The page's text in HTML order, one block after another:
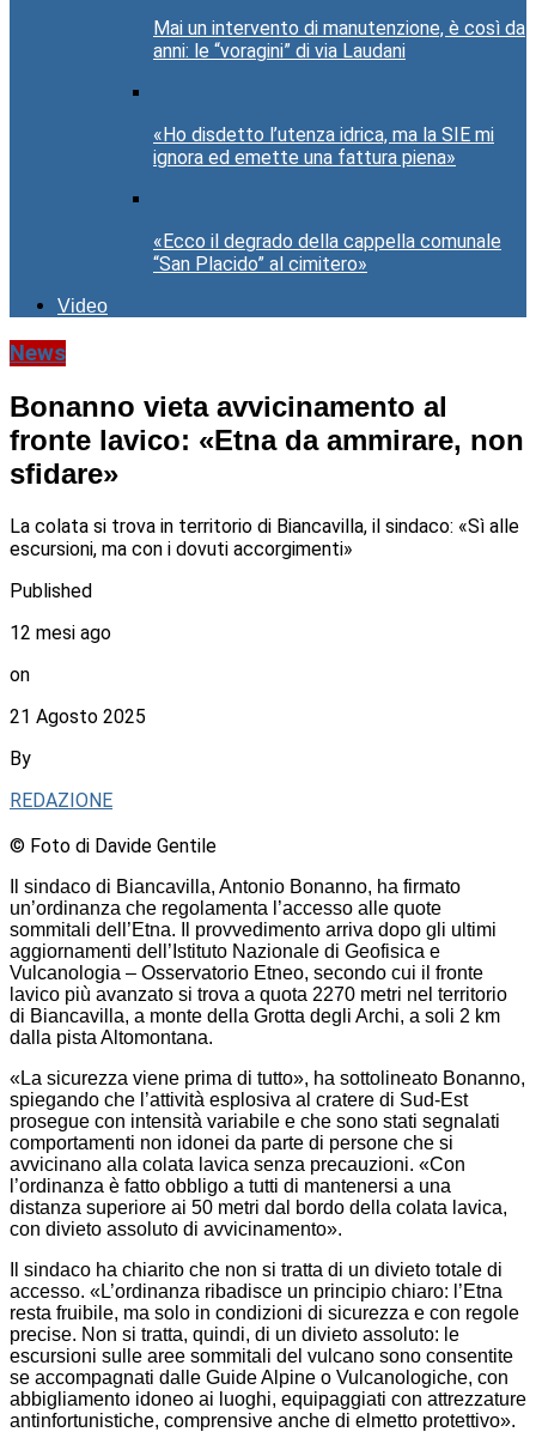
Mai un intervento di manutenzione, è così da
anni: le “voragini” di via Laudani
«Ho disdetto l’utenza idrica, ma la SIE mi
ignora ed emette una fattura piena»
«Ecco il degrado della cappella comunale
“San Placido” al cimitero»
Video
News
Bonanno vieta avvicinamento al
fronte lavico: «Etna da ammirare, non
sfidare»
La colata si trova in territorio di Biancavilla, il sindaco: «Sì alle
escursioni, ma con i dovuti accorgimenti»
Published
12 mesi ago
on
21 Agosto 2025
By
REDAZIONE
© Foto di Davide Gentile
Il sindaco di Biancavilla, Antonio Bonanno, ha firmato
un’ordinanza che regolamenta l’accesso alle quote
sommitali dell’Etna. Il provvedimento arriva dopo gli ultimi
aggiornamenti dell’Istituto Nazionale di Geofisica e
Vulcanologia – Osservatorio Etneo, secondo cui il fronte
lavico più avanzato si trova a quota 2270 metri nel territorio
di Biancavilla, a monte della Grotta degli Archi, a soli 2 km
dalla pista Altomontana.
«La sicurezza viene prima di tutto», ha sottolineato Bonanno,
spiegando che l’attività esplosiva al cratere di Sud-Est
prosegue con intensità variabile e che sono stati segnalati
comportamenti non idonei da parte di persone che si
avvicinano alla colata lavica senza precauzioni. «Con
l’ordinanza è fatto obbligo a tutti di mantenersi a una
distanza superiore ai 50 metri dal bordo della colata lavica,
con divieto assoluto di avvicinamento».
Il sindaco ha chiarito che non si tratta di un divieto totale di
accesso. «L’ordinanza ribadisce un principio chiaro: l’Etna
resta fruibile, ma solo in condizioni di sicurezza e con regole
precise. Non si tratta, quindi, di un divieto assoluto: le
escursioni sulle aree sommitali del vulcano sono consentite
se accompagnati dalle Guide Alpine o Vulcanologiche, con
abbigliamento idoneo ai luoghi, equipaggiati con attrezzature
antinfortunistiche, comprensive anche di elmetto protettivo».